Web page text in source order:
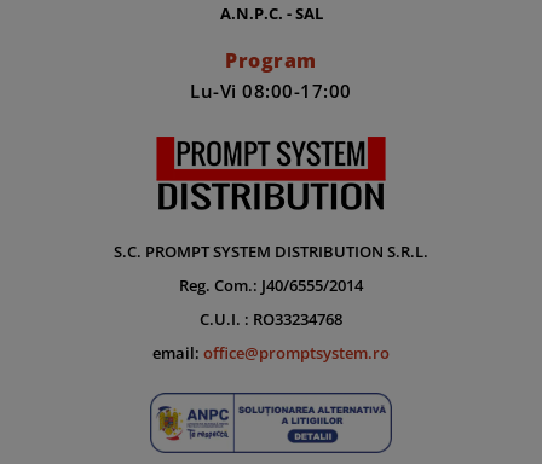
A.N.P.C. - SAL
Program
Lu-Vi 08:00-17:00
S.C. PROMPT SYSTEM DISTRIBUTION S.R.L.
Reg. Com.: J40/6555/2014
C.U.I. : RO33234768
email: office@promptsystem.ro